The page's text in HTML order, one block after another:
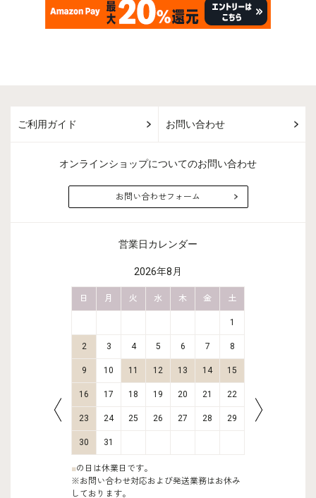
ご利用ガイド お問い合わせ
オンラインショップについてのお問い合わせ
お問い合わせフォーム
営業日カレンダー
2026年8月
日 月 火 水 木 金 土
1
2 3 4 5 6 7 8
9 10 11 12 13 14 15
16 17 18 19 20 21 22
23 24 25 26 27 28 29
30 31
■の日は休業日です。
※お問い合わせ対応および発送業務はお休み
しております。